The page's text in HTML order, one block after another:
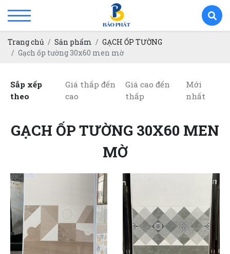
Trang chủ Sản phẩm
GẠCH ỐP TƯỜNG
Gạch ốp tường 30x60 men mờ
Sắp xếp
theo
Giá thấp đến
cao
Giá cao đến
thấp
Mới
nhất
GẠCH ỐP TƯỜNG 30X60 MEN
MỜ